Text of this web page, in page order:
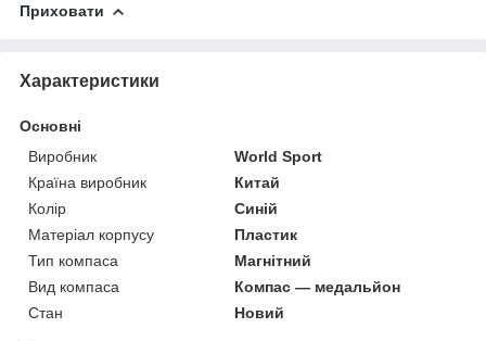
Приховати
Характеристики
Основні
Виробник
World Sport
Країна виробник
Китай
Колір
Синій
Матеріал корпусу
Пластик
Тип компаса
Магнітний
Вид компаса
Компас — медальйон
Стан
Новий